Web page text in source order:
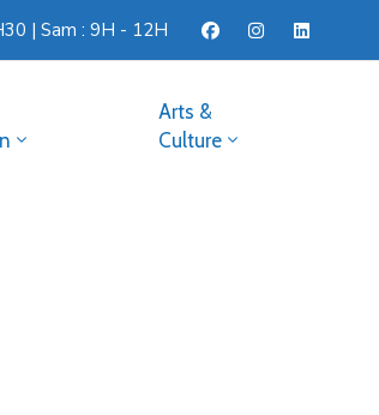
| Sam : 9H - 12H
Arts &
Culture